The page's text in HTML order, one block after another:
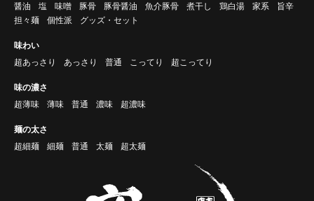
醤油
塩 味噌 豚骨 豚骨醤油 魚介豚骨 煮干し 鶏白湯 家系
旨辛
担々麺
個性派 グッズ・セット
味わい
超あっさり
あっさり 普通 こってり 超こってり
味の濃さ
超薄味
薄味 普通 濃味 超濃味
麺の太さ
超細麺
細麺 普通 太麺 超太麺